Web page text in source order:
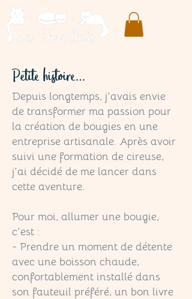
Petite histoire…
Depuis longtemps, j'avais envie
de transformer ma passion pour
la création de bougies en une
entreprise artisanale. Après avoir
suivi une formation de cireuse,
j'ai décidé de me lancer dans
cette aventure.
Pour moi, allumer une bougie,
c'est :
- Prendre un moment de détente
avec une boisson chaude,
confortablement installé dans
son fauteuil préféré, un bon livre